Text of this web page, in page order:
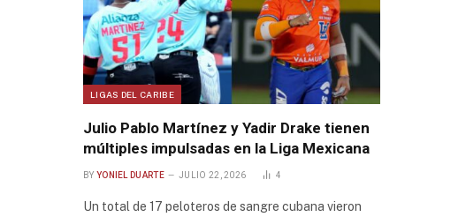
LIGAS DEL CARIBE
Julio Pablo Martínez y Yadir Drake tienen
múltiples impulsadas en la Liga Mexicana
BY YONIEL DUARTE JULIO 22, 2026 4
Un total de 17 peloteros de sangre cubana vieron